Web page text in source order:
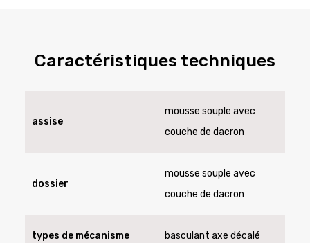
Caractéristiques techniques
assise
mousse souple avec
couche de dacron
dossier
mousse souple avec
couche de dacron
types de mécanisme basculant axe décalé